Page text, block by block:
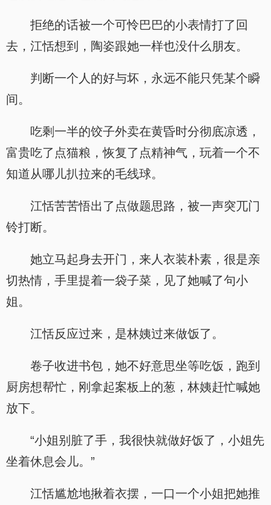
拒绝的话被一个可怜巴巴的小表情打了回
去，江恬想到，陶姿跟她一样也没什么朋友。
判断一个人的好与坏，永远不能只凭某个瞬
间。
吃剩一半的饺子外卖在黄昏时分彻底凉透，
富贵吃了点猫粮，恢复了点精神气，玩着一个不
知道从哪儿扒拉来的毛线球。
江恬苦苦悟出了点做题思路，被一声突兀门
铃打断。
她立马起身去开门，来人衣装朴素，很是亲
切热情，手里提着一袋子菜，见了她喊了句小
姐。
江恬反应过来，是林姨过来做饭了。
卷子收进书包，她不好意思坐等吃饭，跑到
厨房想帮忙，刚拿起案板上的葱，林姨赶忙喊她
放下。
“小姐别脏了手，我很快就做好饭了，小姐先
坐着休息会儿。”
江恬尴尬地揪着衣摆，一口一个小姐把她推